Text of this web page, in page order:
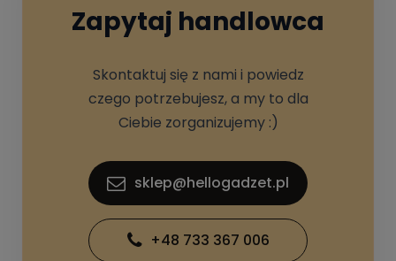
Zapytaj handlowca
Skontaktuj się z nami i powiedz
czego potrzebujesz, a my to dla
Ciebie zorganizujemy :)
sklep@hellogadzet.pl
+48 733 367 006